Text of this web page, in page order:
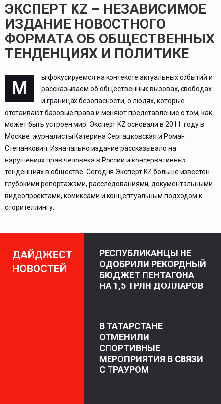
ЭКСПЕРТ KZ – НЕЗАВИСИМОЕ
ИЗДАНИЕ НОВОСТНОГО
ФОРМАТА ОБ ОБЩЕСТВЕННЫХ
ТЕНДЕНЦИЯХ И ПОЛИТИКЕ
М
ы фокусируемся на контексте актуальных событий и
рассказываем об общественных вызовах, свободах
и границах безопасности, о людях, которые
отстаивают базовые права и меняют представление о том, как
может быть устроен мир. Эксперт KZ основали в 2011 году в
Москве журналисты Катерина Сергацковская и Роман
Степанкович. Изначально издание рассказывало на
нарушениях прав человека в России и консервативных
тенденциях в обществе. Сегодня Эксперт KZ больше известен
глубокими репортажами, расследованиями, документальными
видеопроектами, комиксами и концептуальным подходом к
сторителлингу.
ДАЙДЖЕСТ
НОВОСТЕЙ
РЕСПУБЛИКАНЦЫ НЕ
ОДОБРИЛИ РЕКОРДНЫЙ
БЮДЖЕТ ПЕНТАГОНА
НА 1,5 ТРЛН ДОЛЛАРОВ
В ТАТАРСТАНЕ
ОТМЕНИЛИ
СПОРТИВНЫЕ
МЕРОПРИЯТИЯ В СВЯЗИ
С ТРАУРОМ